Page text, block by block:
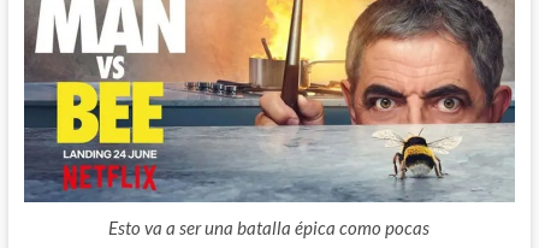
Esto va a ser una batalla épica como pocas